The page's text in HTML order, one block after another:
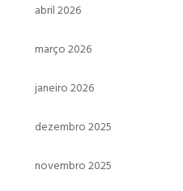
abril 2026
março 2026
janeiro 2026
dezembro 2025
novembro 2025